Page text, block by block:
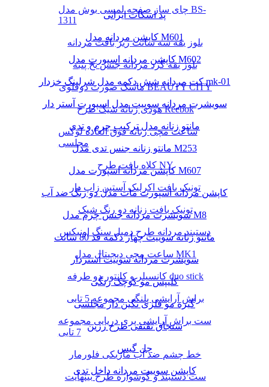
چای ساز صفحه لمسی بوش مدل BS-
1311
بلوز یقه سه سانت ریز بافت مردانه
بلوز یقه گرد مردانه جنس نخ پنبه
ماسک صورت دوقلوی BEAUTY CITY
هودی زنانه شیک طرح Reebok
ساعت مچی زنانه فوق العاده لوکس
مجلسی
کلاه بافت طرح NY
تونیک بافت اکرلیک آستین زاپ دار
تونیک بافت زنانه دو رنگ شیک
دستبند مردانه طرح دمبل سنگ اونیکس
ساعت مچی دیجیتال مدل MK1
کانسیلر و کانتور دو طرفه duo stick
براش آرایشی پلنگی مجموعه 5 تایی
ست براش آرایشی پری دریایی مجموعه
7 تایی
خط چشم ضد آب ماژیکی فلورمار
ست دستبند و گوشواره طرح بینهایت
پد اسکات ایرانی
کاپشن مردانه مدل M601
کاپشن مردانه اسپورت مدل M602
کت مردانه شش دکمه مدل شرلینگ خزدار mk-01
سویشرت مردانه سوییت مدل اسپورت آستر دار
مانتو زنانه مدل ترکیب چرم و تدی
مانتو زنانه جنس تدی مدل M253
کاپشن مردانه اسپورت مدل M607
کاپشن مردانه اسپورت مات مدل دو رنگ ضد آب
سویشرت مردانه جنس چرم مدل M8
مانتو زنانه سوییت چهار دکمه قد 80 سانت
سویشرت مردانه سوییت آستردار
کلیپس مو کوچک رنگی
گیره مو فلزی نگین دار مجلسی
سنجاق تقتقی طرح رزین
چل گیس
کاپشن سوییت مردانه داخل تدی